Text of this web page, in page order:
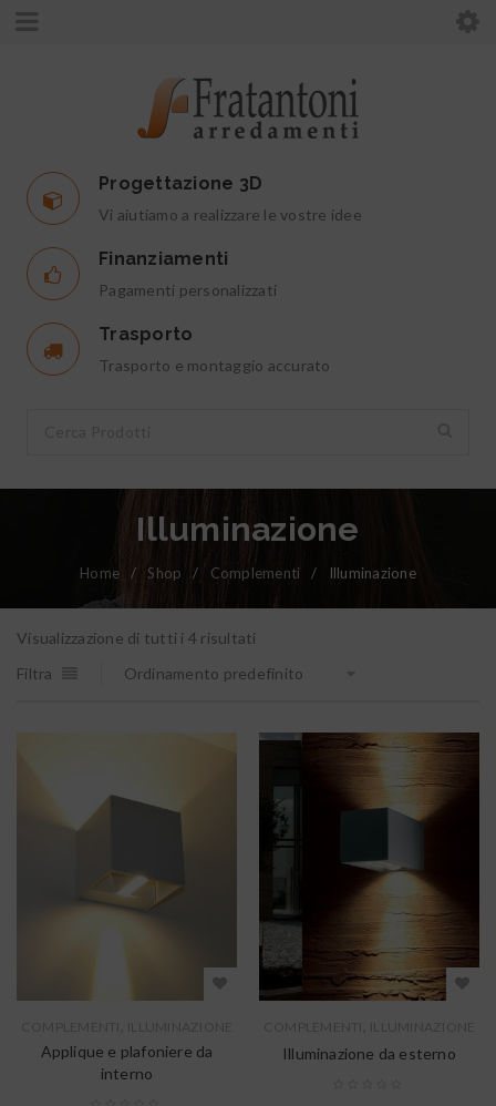
Progettazione 3D
Vi aiutiamo a realizzare le vostre idee
Finanziamenti
Pagamenti personalizzati
Trasporto
Trasporto e montaggio accurato
Illuminazione
Home / Shop / Complementi / Illuminazione
Visualizzazione di tutti i 4 risultati
Filtra
Ordinamento predefinito
Applique e plafoniere da
interno
Illuminazione da esterno